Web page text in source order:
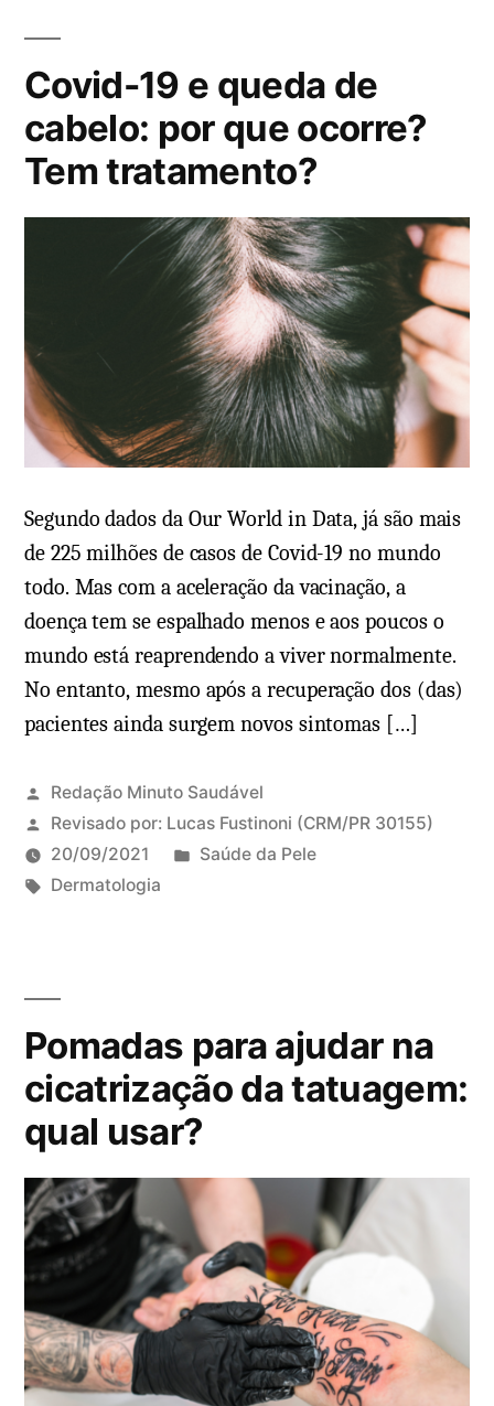
i
c
d
o
Covid-19 e queda de
cabelo: por que ocorre?
Tem tratamento?
Segundo dados da Our World in Data, já são mais
de 225 milhões de casos de Covid-19 no mundo
todo. Mas com a aceleração da vacinação, a
doença tem se espalhado menos e aos poucos o
mundo está reaprendendo a viver normalmente.
No entanto, mesmo após a recuperação dos (das)
pacientes ainda surgem novos sintomas […]
Redação Minuto Saudável
Revisado por: Lucas Fustinoni (CRM/PR 30155)
20/09/2021
P
a
d
o
e
Saúde da Pele
T
Dermatologia
Pomadas para ajudar na
cicatrização da tatuagem:
qual usar?